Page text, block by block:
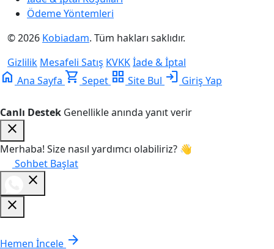
Ödeme Yöntemleri
© 2026 Kobiadam. Tüm hakları saklıdır.
Gizlilik Mesafeli Satış KVKKİade & İptal
home Ana Sayfa shopping_cart Sepet grid_view Site Bul login Giriş Yap
Canlı Destek Genellikle anında yanıt verir
close
Merhaba! Size nasıl yardımcı olabiliriz? 👋
Sohbet Başlat
close
close
9.499,00₺